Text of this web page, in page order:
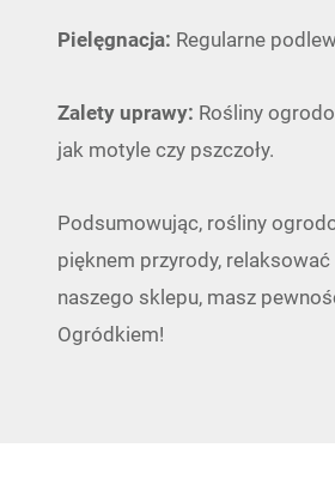
Pielęgnacja: Regularne
Zalety uprawy: Rośliny
jak motyle czy pszczoły.
Podsumowując, rośliny
pięknem przyrody,
naszego sklepu, masz
Ogródkiem!